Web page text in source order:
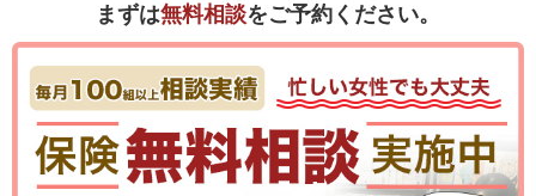
まずは無料相談をご予約ください。